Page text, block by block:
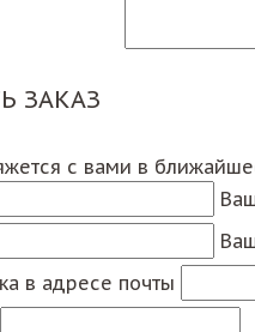
ЗАКАЗ
с вами в
в адресе почты